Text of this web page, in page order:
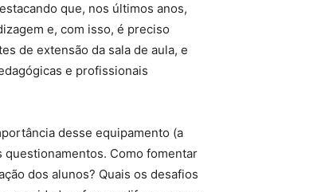
que, nos últimos anos,
e, com isso, é preciso
de extensão da sala de aula, e
e profissionais
desse equipamento (a
Como fomentar
dos alunos? Quais os desafios